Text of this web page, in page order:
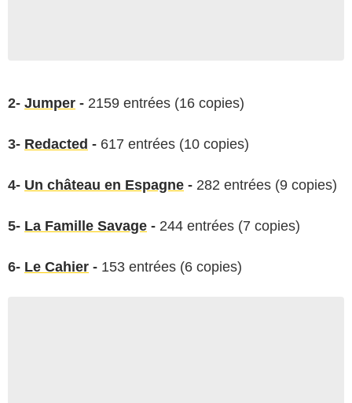
2- Jumper - 2159 entrées (16 copies)
3- Redacted - 617 entrées (10 copies)
4- Un château en Espagne - 282 entrées (9 copies)
5- La Famille Savage - 244 entrées (7 copies)
6- Le Cahier - 153 entrées (6 copies)